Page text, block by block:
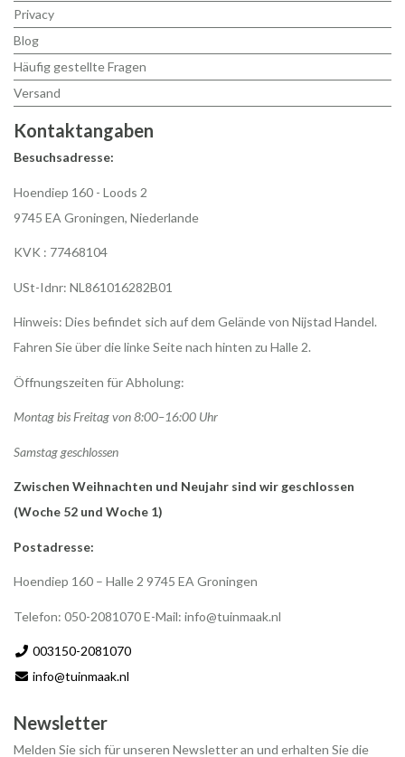
Privacy
Blog
Häufig gestellte Fragen
Versand
Kontaktangaben
Besuchsadresse:
Hoendiep 160 - Loods 2
9745 EA Groningen, Niederlande
KVK : 77468104
USt-Idnr: NL861016282B01
Hinweis: Dies befindet sich auf dem Gelände von Nijstad Handel.
Fahren Sie über die linke Seite nach hinten zu Halle 2.
Öffnungszeiten für Abholung:
Montag bis Freitag von 8:00–16:00 Uhr
Samstag geschlossen
Zwischen Weihnachten und Neujahr sind wir geschlossen
(Woche 52 und Woche 1)
Postadresse:
Hoendiep 160 – Halle 2 9745 EA Groningen
Telefon: 050-2081070 E-Mail: info@tuinmaak.nl
003150-2081070
info@tuinmaak.nl
Newsletter
Melden Sie sich für unseren Newsletter an und erhalten Sie die